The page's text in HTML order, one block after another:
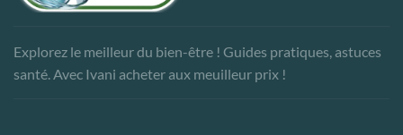
Explorez le meilleur du bien-être ! Guides pratiques, astuces
santé. Avec Ivani acheter aux meuilleur prix !